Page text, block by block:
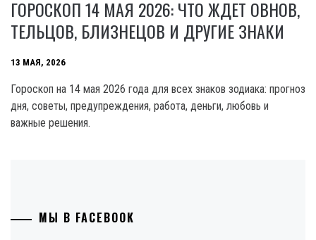
ГОРОСКОП 14 МАЯ 2026: ЧТО ЖДЕТ ОВНОВ,
ТЕЛЬЦОВ, БЛИЗНЕЦОВ И ДРУГИЕ ЗНАКИ
13 МАЯ, 2026
Гороскоп на 14 мая 2026 года для всех знаков зодиака: прогноз
дня, советы, предупреждения, работа, деньги, любовь и
важные решения.
МЫ В FACEBOOK